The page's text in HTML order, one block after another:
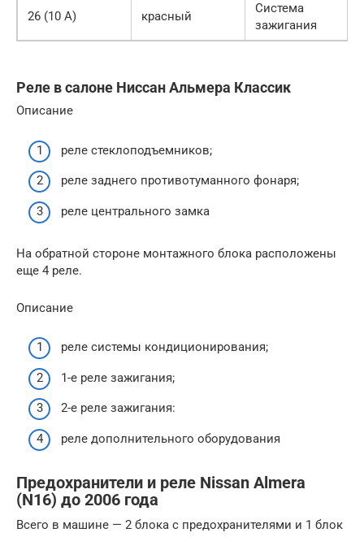
26 (10 А) красный
Система
зажигания
Реле в салоне Ниссан Альмера Классик
Описание
реле стеклоподъемников;
реле заднего противотуманного фонаря;
реле центрального замка
На обратной стороне монтажного блока расположены
еще 4 реле.
Описание
реле системы кондици­онирования;
1-е реле зажигания;
2-е реле за­жигания:
реле дополнительного оборудования
Предохранители и реле Nissan Almera
(N16) до 2006 года
Всего в машине — 2 блока с предохранителями и 1 блок